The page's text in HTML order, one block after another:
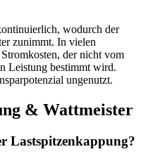
wodurch der
zunimmt. In vielen
der nicht vom
Leistung bestimmt wird.
ungenutzt.
& Wattmeister
Lastspitzenkappung?